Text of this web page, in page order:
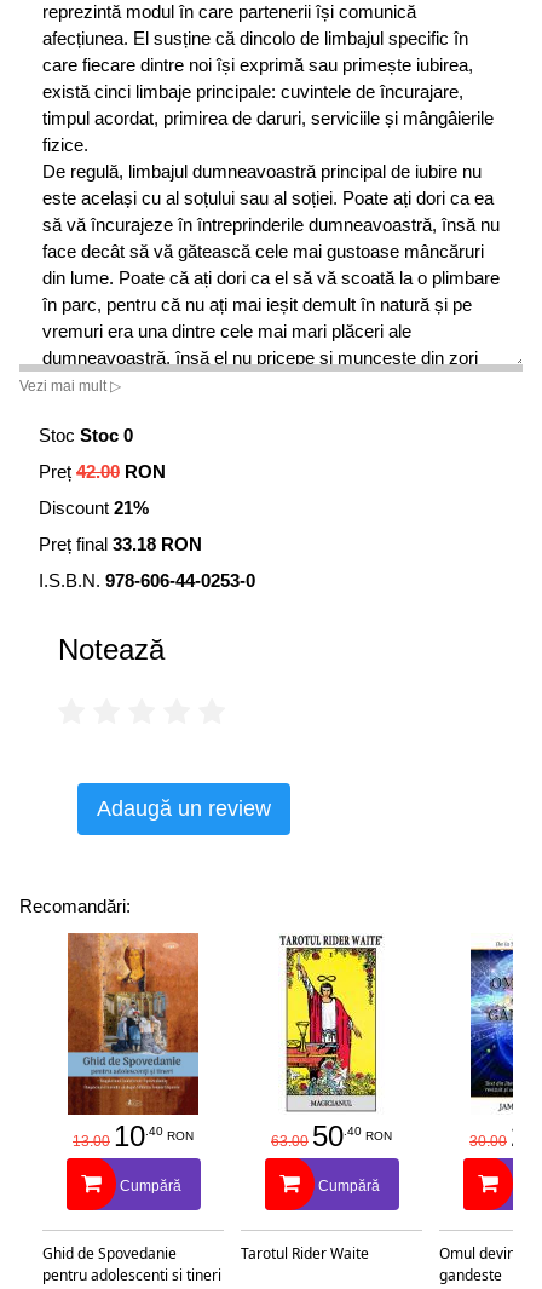
reprezintă modul în care partenerii își comunică
afecțiunea. El susține că dincolo de limbajul specific în
care fiecare dintre noi își exprimă sau primește iubirea,
există cinci limbaje principale: cuvintele de încurajare,
timpul acordat, primirea de daruri, serviciile și mângâierile
fizice.
De regulă, limbajul dumneavoastră principal de iubire nu
este același cu al soțului sau al soției. Poate ați dori ca ea
să vă încurajeze în întreprinderile dumneavoastră, însă nu
face decât să vă gătească cele mai gustoase mâncăruri
din lume. Poate că ați dori ca el să vă scoată la o plimbare
în parc, pentru că nu ați mai ieșit demult în natură și pe
vremuri era una dintre cele mai mari plăceri ale
dumneavoastră, însă el nu pricepe și muncește din zori
până-n seară pentru a aduce mai mulți bani în casă. Dacă
principal de iubire al partenerului, nimic nu vă mai stă în
calea fericirii căminului dumneavoastră, în care, părinți și
un ghid pentru partener și discuții de grup. Iubirea este cel
mai important cuvânt dintr-o limbă și cel mai derutant.
Scopul acestei cărți nu este să elimine confuziile din jurul
Vezi mai mult ▷
Stoc Stoc 0
Preț 42.00 RON
Discount 21%
Preț final 33.18 RON
I.S.B.N. 978-606-44-0253-0
Notează
Adaugă un review
Recomandări:
13.00 10.40 RON
Cumpără
Ghid de Spovedanie
pentru adolescenti si tineri
63.00 50.40 RON
Cumpără
Tarotul Rider Waite
30.00 25
Omul devine
gandeste